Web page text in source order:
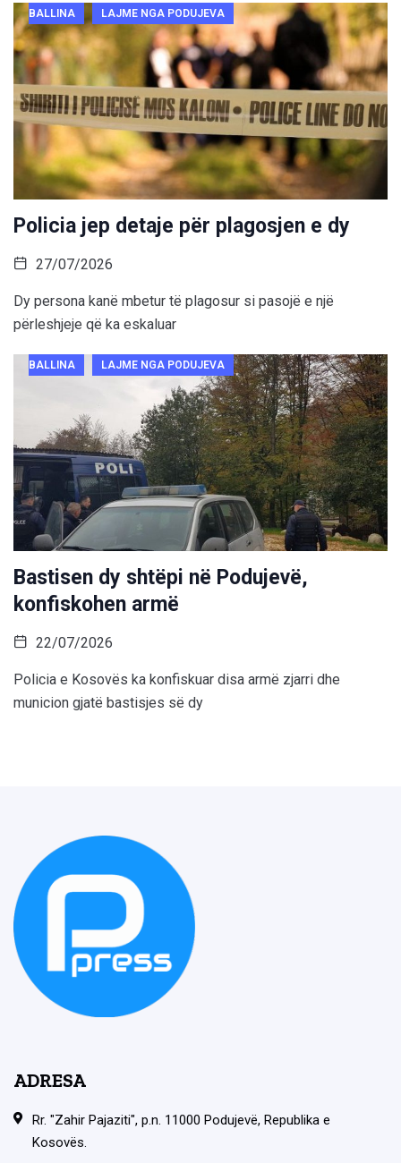
BALLINA LAJME NGA PODUJEVA
Policia jep detaje për plagosjen e dy
27/07/2026
Dy persona kanë mbetur të plagosur si pasojë e një
përleshjeje që ka eskaluar
BALLINA LAJME NGA PODUJEVA
Bastisen dy shtëpi në Podujevë,
konfiskohen armë
22/07/2026
Policia e Kosovës ka konfiskuar disa armë zjarri dhe
municion gjatë bastisjes së dy
ADRESA
Rr. "Zahir Pajaziti", p.n. 11000 Podujevë, Republika e
Kosovës.